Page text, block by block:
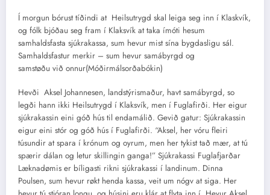
Í morgun bórust tíðindi at Heilsutrygd skal leiga seg inn í Klaskvík,
og fólk bjóðau seg fram í Klaksvík at taka ímóti hesum
samhaldsfasta sjúkrakassa, sum hevur mist sína bygdasligu sál.
Samhaldsfastur merkir – sum hevur samábyrgd og
samstøðu við onnur(Móðirmálsorðabókin)
Hevði Aksel Johannesen, landstýrismaður, havt samábyrgd, so
legði hann ikki Heilsutrygd í Klaksvík, men í Fuglafirði. Her eigur
sjúkrakassin eini góð hús til endamálið. Gevið gatur: Sjúkrakassin
eigur eini stór og góð hús í Fuglafirði. “Aksel, her vóru fleiri
túsundir at spara í krónum og oyrum, men her tykist tað mær, at tú
spærir dálan og letur skillingin ganga!” Sjúkrakassi Fuglafjarðar
Læknadømis er bíligasti rikni sjúkrakassi í landinum. Dinna
Poulsen, sum hevur røkt henda kassa, veit um nógv at siga. Her